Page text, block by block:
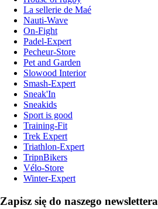
La sellerie de Maé
Nauti-Wave
On-Fight
Padel-Expert
Pecheur-Store
Pet and Garden
Slowood Interior
Smash-Expert
Sneak'In
Sneakids
Sport is good
Training-Fit
Trek Expert
Triathlon-Expert
TripnBikers
Vélo-Store
Winter-Expert
Zapisz się do naszego newslettera